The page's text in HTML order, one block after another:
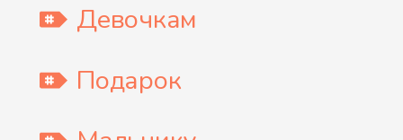
Девочкам
Подарок